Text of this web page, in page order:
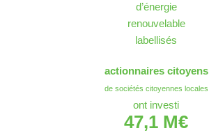
d’énergie
renouvelable
labellisés
actionnaires citoyens
de sociétés citoyennes locales
ont investi
47,1 M€